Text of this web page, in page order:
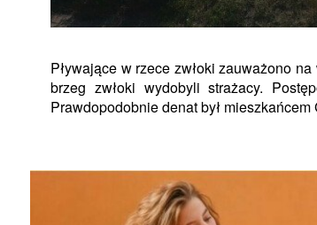
Pływające w rzece zwłoki zauważono
brzeg zwłoki wydobyli strażacy.
Prawdopodobnie denat był mieszkańcem